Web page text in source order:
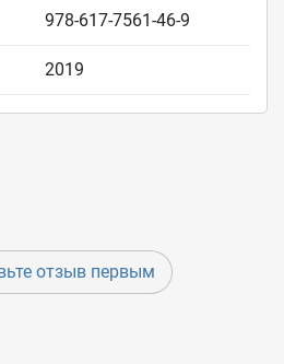
978-617-7561-46-9
2019
отзыв первым